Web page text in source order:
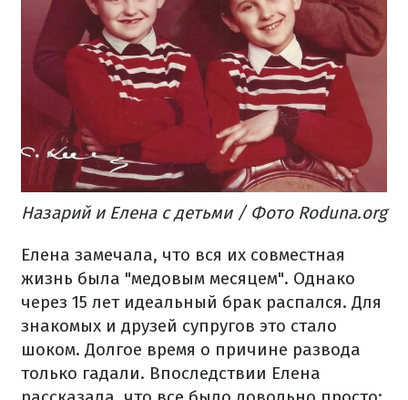
Назарий и Елена с детьми / Фото Roduna.org
Елена замечала, что вся их совместная
жизнь была "медовым месяцем". Однако
через 15 лет идеальный брак распался. Для
знакомых и друзей супругов это стало
шоком. Долгое время о причине развода
только гадали. Впоследствии Елена